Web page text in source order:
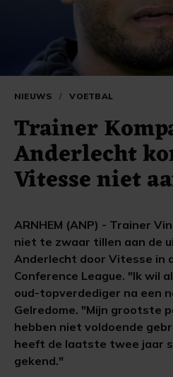
NIEUWS / VOETBAL
Trainer
Anderlecht
Vitesse niet
ARNHEM (ANP) - Trainer
niet te zwaar tillen aan de
Anderlecht door Vitesse in
Conference League. "Ik wil
oud-topverdediger na een
Gelredome. "Mijn grootste
hebben niet voldoende
heeft de laatste twee jaar
gekend."